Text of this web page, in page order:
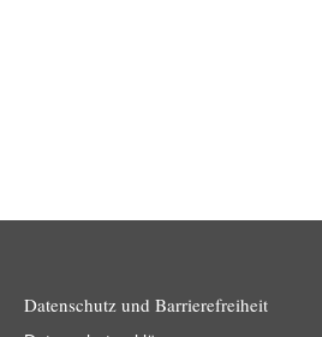
Datenschutz und Barrierefreiheit